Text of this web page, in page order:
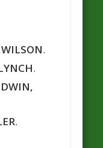
.
.
.